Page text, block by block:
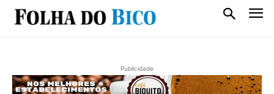
Publicidade